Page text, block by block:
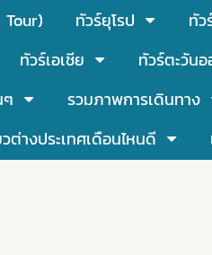
ทัวร์ยุโรป ทั
ทัวร์เอเชีย ทัวร์ตะวัน
รวมภาพการเดินทาง
ต่างประเทศเดือนไหนดี